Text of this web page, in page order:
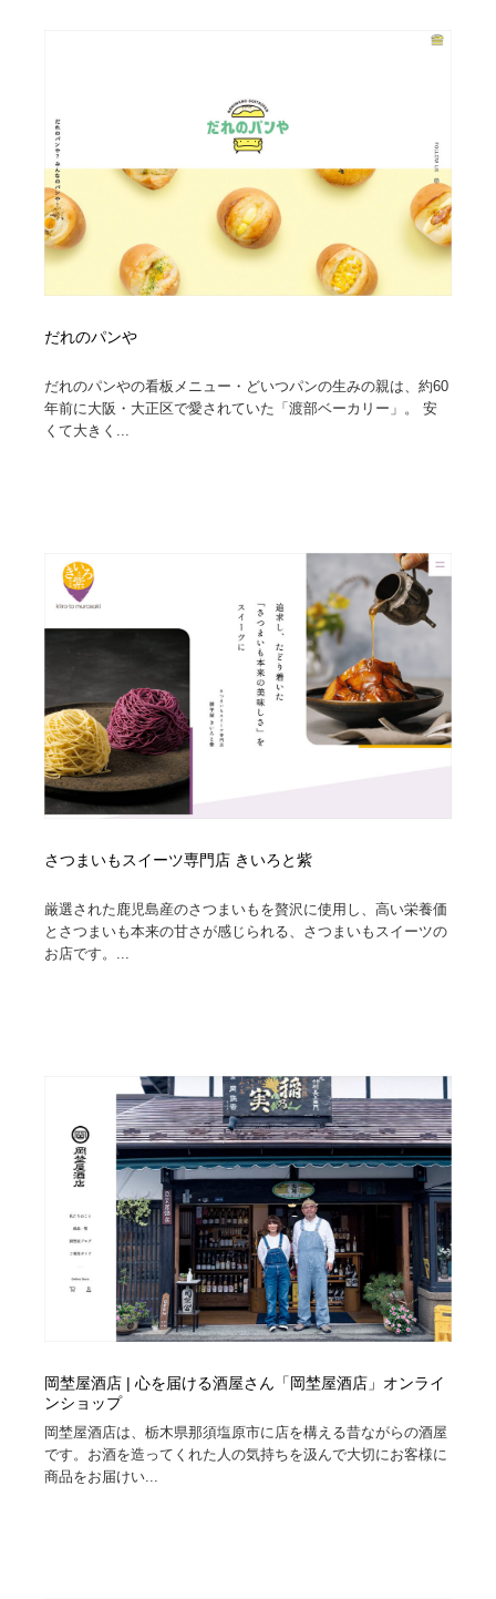
だれのパンや
だれのパンやの看板メニュー・どいつパンの生みの親は、約60
年前に大阪・大正区で愛されていた「渡部ベーカリー」。 安
くて大きく...
さつまいもスイーツ専門店 きいろと紫
厳選された鹿児島産のさつまいもを贅沢に使用し、高い栄養価
とさつまいも本来の甘さが感じられる、さつまいもスイーツの
お店です。...
岡埜屋酒店 | 心を届ける酒屋さん「岡埜屋酒店」オンライ
ンショップ
岡埜屋酒店は、栃木県那須塩原市に店を構える昔ながらの酒屋
です。お酒を造ってくれた人の気持ちを汲んで大切にお客様に
商品をお届けい...